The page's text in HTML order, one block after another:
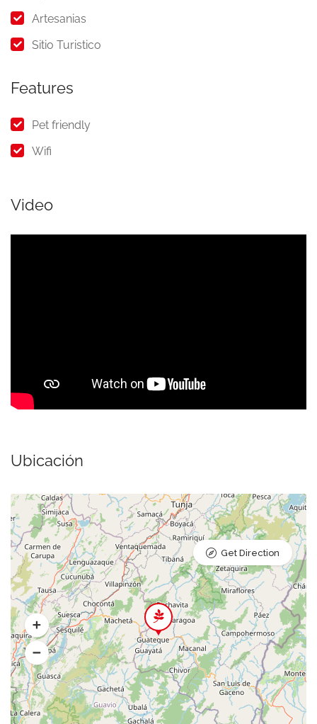
Artesanias
Sitio Turistico
Features
Pet friendly
Wifi
Video
Ubicación
Get Direction